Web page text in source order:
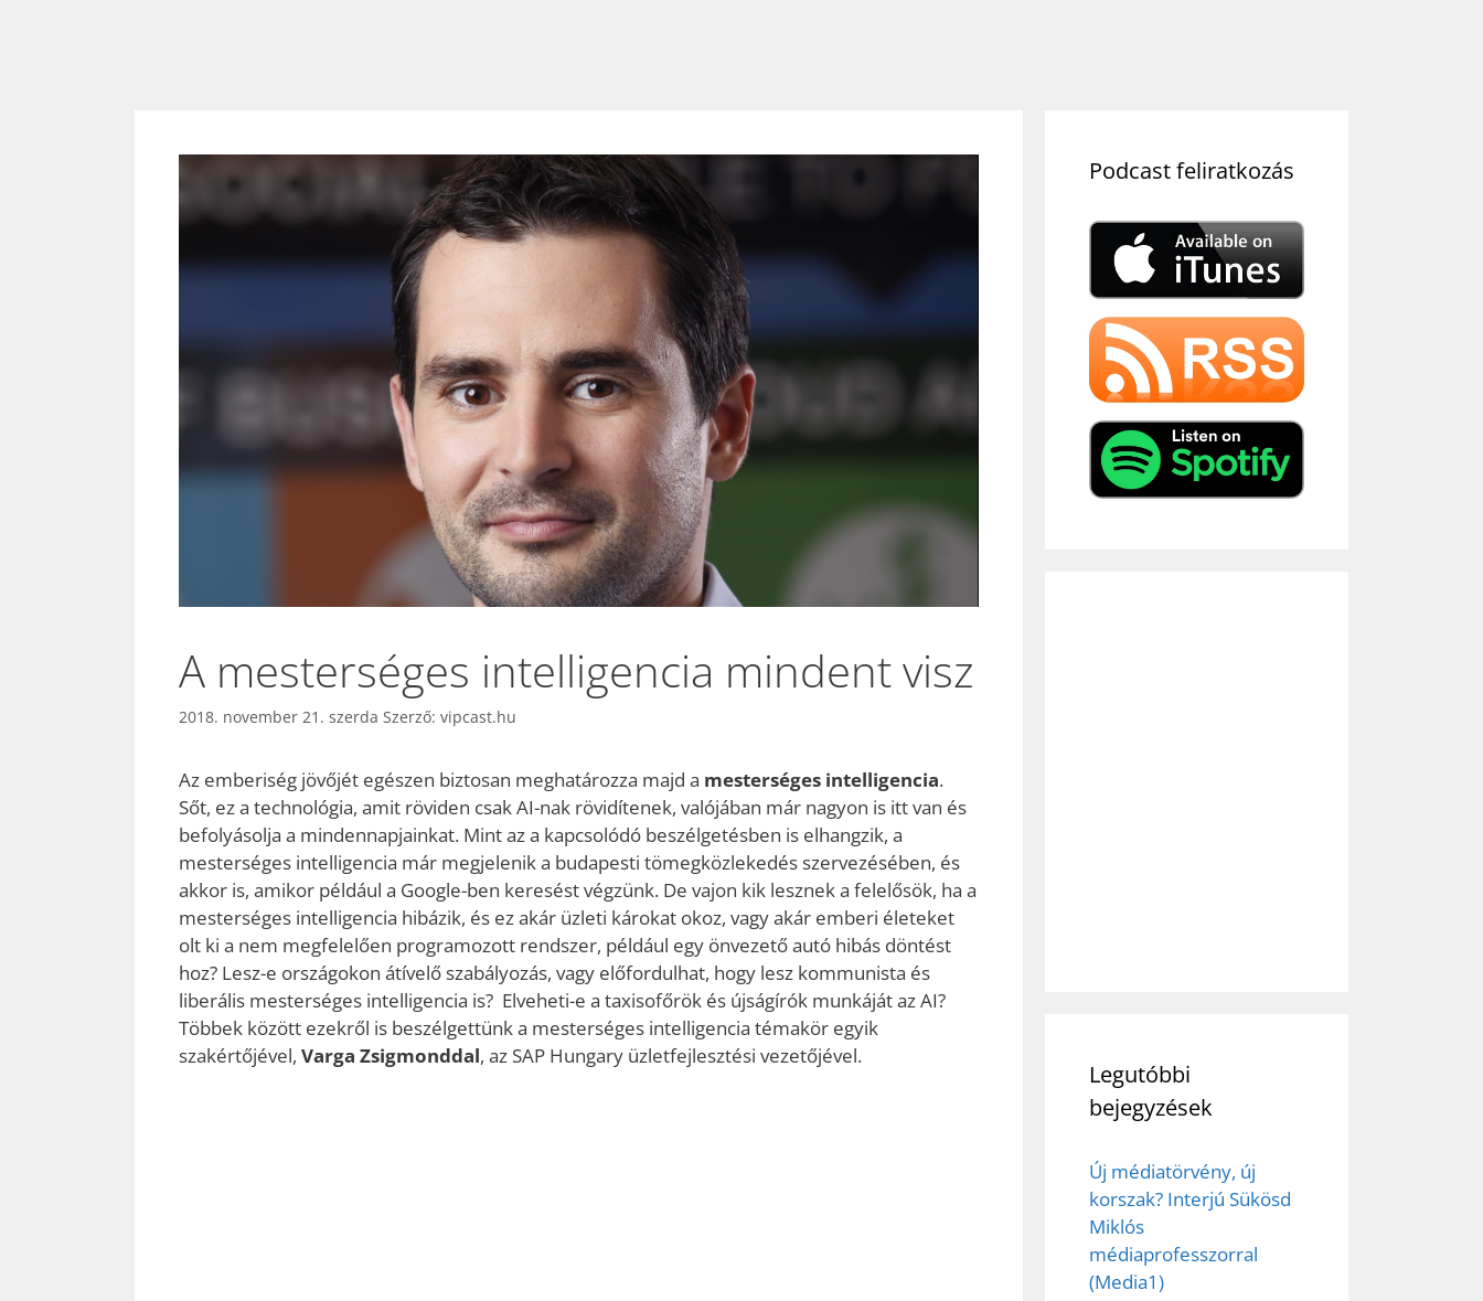
A mesterséges intelligencia mindent visz
2018. november 21. szerda Szerző: vipcast.hu
Az emberiség jövőjét egészen biztosan meghatározza majd a mesterséges intelligencia.
Sőt, ez a technológia, amit röviden csak AI-nak rövidítenek, valójában már nagyon is itt van és
befolyásolja a mindennapjainkat. Mint az a kapcsolódó beszélgetésben is elhangzik, a
mesterséges intelligencia már megjelenik a budapesti tömegközlekedés szervezésében, és
akkor is, amikor például a Google-ben keresést végzünk. De vajon kik lesznek a felelősök, ha a
mesterséges intelligencia hibázik, és ez akár üzleti károkat okoz, vagy akár emberi életeket
olt ki a nem megfelelően programozott rendszer, például egy önvezető autó hibás döntést
hoz? Lesz-e országokon átívelő szabályozás, vagy előfordulhat, hogy lesz kommunista és
liberális mesterséges intelligencia is? Elveheti-e a taxisofőrök és újságírók munkáját az AI?
Többek között ezekről is beszélgettünk a mesterséges intelligencia témakör egyik
szakértőjével, Varga Zsigmonddal, az SAP Hungary üzletfejlesztési vezetőjével.
Podcast feliratkozás
Legutóbbi
bejegyzések
Új médiatörvény, új
korszak? Interjú Sükösd
Miklós
médiaprofesszorral
(Media1)